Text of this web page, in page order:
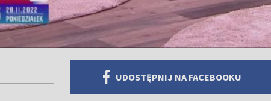
UDOSTĘPNIJ NA FACEBOOKU